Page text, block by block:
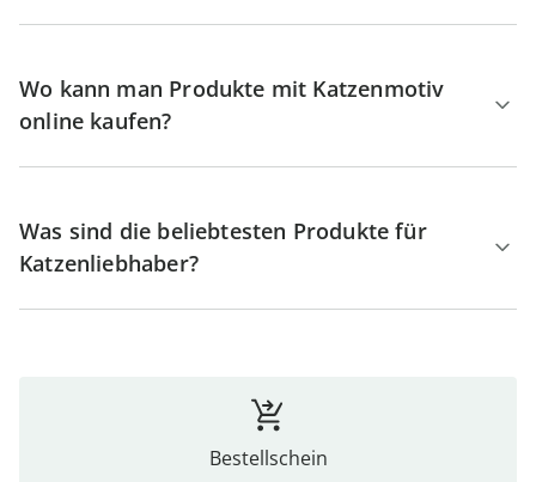
Wo kann man Produkte mit Katzenmotiv
online kaufen?
Was sind die beliebtesten Produkte für
Katzenliebhaber?
Bestellschein